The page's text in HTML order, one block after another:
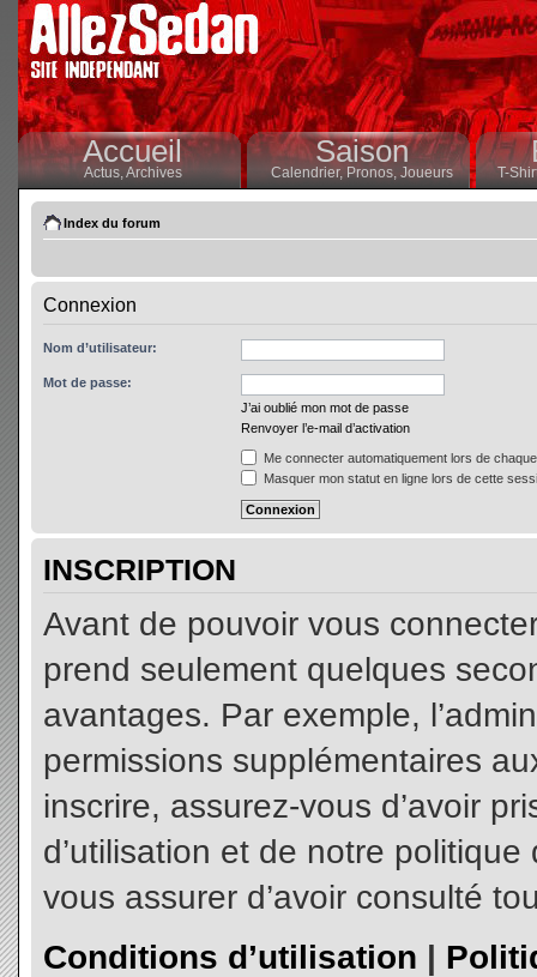
Accueil
Actus,Archives
Saison
Calendrier,Pronos, Joueurs T-
Index du forum
Connexion
Nom d’utilisateur:
Mot de passe:
J’ai oublié mon mot de passe
Renvoyer l’e-mail d’activation
Me connecter automatiquement lors de
Masquer mon statut en ligne lors de cette
INSCRIPTION
Avant de pouvoir vous
prend seulement quelques
avantages. Par exemple,
permissions supplémentaires
inscrire, assurez-vous d’avoir
d’utilisation et de notre
vous assurer d’avoir consulté
Conditions d’utilisation |